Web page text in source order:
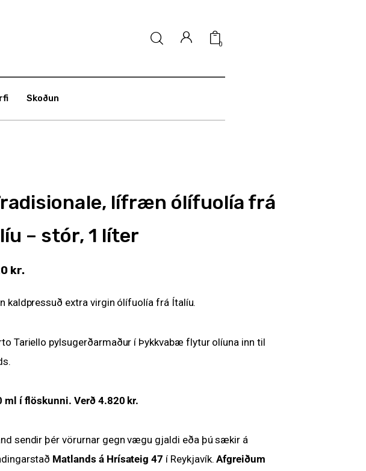
0
Skoðun
lífræn ólífuolía frá
– stór, 1 líter
kr.
kaldpressuð extra virgin ólífuolía frá Ítalíu.
Tariello pylsugerðarmaður í Þykkvabæ flytur olíuna inn til
ml í flöskunni. Verð 4.820 kr.
sendir þér vörurnar gegn vægu gjaldi eða þú sækir á
Matlands á Hrísateig 47 í Reykjavík.Afgreiðum